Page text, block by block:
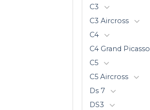
C3
C3 Aircross
C4
C4 Grand Picasso
C5
C5 Aircross
Ds 7
DS3